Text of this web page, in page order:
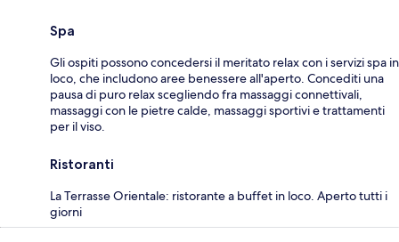
Spa
Gli ospiti possono concedersi il meritato relax con i servizi spa in
loco, che includono aree benessere all'aperto. Concediti una
pausa di puro relax scegliendo fra massaggi connettivali,
massaggi con le pietre calde, massaggi sportivi e trattamenti
per il viso.
Ristoranti
La Terrasse Orientale: ristorante a buffet in loco. Aperto tutti i
giorni